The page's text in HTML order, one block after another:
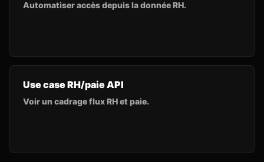
Automatiser accès depuis la donnée RH.
Use case RH/paie API
Voir un cadrage flux RH et paie.